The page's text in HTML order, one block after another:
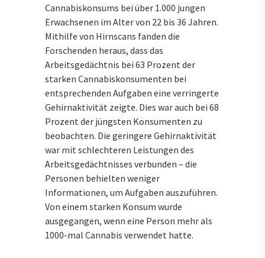
Cannabiskonsums bei über 1.000 jungen
Erwachsenen im Alter von 22 bis 36 Jahren.
Mithilfe von Hirnscans fanden die
Forschenden heraus, dass das
Arbeitsgedächtnis bei 63 Prozent der
starken Cannabiskonsumenten bei
entsprechenden Aufgaben eine verringerte
Gehirnaktivität zeigte. Dies war auch bei 68
Prozent der jüngsten Konsumenten zu
beobachten. Die geringere Gehirnaktivität
war mit schlechteren Leistungen des
Arbeitsgedächtnisses verbunden – die
Personen behielten weniger
Informationen, um Aufgaben auszuführen.
Von einem starken Konsum wurde
ausgegangen, wenn eine Person mehr als
1000-mal Cannabis verwendet hatte.